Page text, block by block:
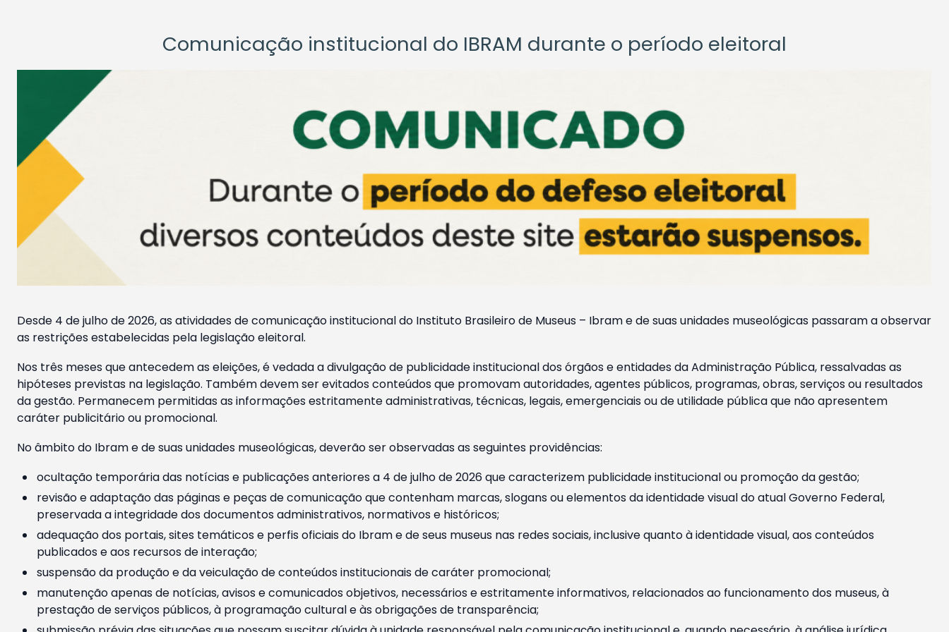
Comunicação institucional do IBRAM durante o período eleitoral
Desde 4 de julho de 2026, as atividades de comunicação institucional do Instituto Brasileiro de Museus – Ibram e de suas unidades museológicas passaram a observar
as restrições estabelecidas pela legislação eleitoral.
Nos três meses que antecedem as eleições, é vedada a divulgação de publicidade institucional dos órgãos e entidades da Administração Pública, ressalvadas as
hipóteses previstas na legislação. Também devem ser evitados conteúdos que promovam autoridades, agentes públicos, programas, obras, serviços ou resultados
da gestão. Permanecem permitidas as informações estritamente administrativas, técnicas, legais, emergenciais ou de utilidade pública que não apresentem
caráter publicitário ou promocional.
No âmbito do Ibram e de suas unidades museológicas, deverão ser observadas as seguintes providências:
ocultação temporária das notícias e publicações anteriores a 4 de julho de 2026 que caracterizem publicidade institucional ou promoção da gestão;
revisão e adaptação das páginas e peças de comunicação que contenham marcas, slogans ou elementos da identidade visual do atual Governo Federal,
preservada a integridade dos documentos administrativos, normativos e históricos;
adequação dos portais, sites temáticos e perfis oficiais do Ibram e de seus museus nas redes sociais, inclusive quanto à identidade visual, aos conteúdos
publicados e aos recursos de interação;
suspensão da produção e da veiculação de conteúdos institucionais de caráter promocional;
manutenção apenas de notícias, avisos e comunicados objetivos, necessários e estritamente informativos, relacionados ao funcionamento dos museus, à
prestação de serviços públicos, à programação cultural e às obrigações de transparência;